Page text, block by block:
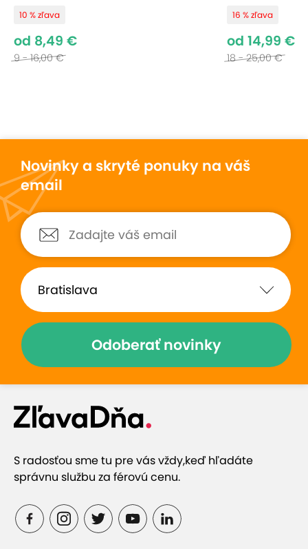
10 % zľava
od 8,49 €
9 - 16,00 €
16 % zľava
od 14,99 €
18 - 25,00 €
Novinky a skryté ponuky na váš
email
Odoberať novinky
S radosťou sme tu pre vás vždy,keď hľadáte
správnu službu za férovú cenu.